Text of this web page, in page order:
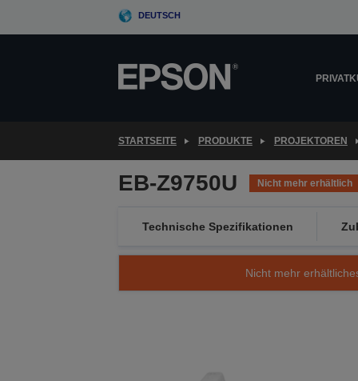
DEUTSCH
STARTSEITE PRODUKTE PROJEKTOREN
EB-Z9750U Nicht mehr erhältlich
Technische Spezifikationen
Nicht mehr